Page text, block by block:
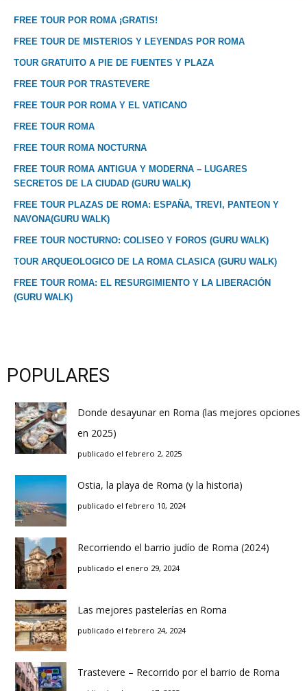
FREE TOUR POR ROMA ¡GRATIS!
FREE TOUR DE MISTERIOS Y LEYENDAS POR ROMA
TOUR GRATUITO A PIE DE FUENTES Y PLAZA
FREE TOUR POR TRASTEVERE
FREE TOUR POR ROMA Y EL VATICANO
FREE TOUR ROMA
FREE TOUR ROMA NOCTURNA
FREE TOUR ROMA ANTIGUA Y MODERNA – LUGARES
SECRETOS DE LA CIUDAD (GURU WALK)
FREE TOUR PLAZAS DE ROMA: ESPAÑA, TREVI, PANTEON Y
NAVONA(GURU WALK)
FREE TOUR NOCTURNO: COLISEO Y FOROS (GURU WALK)
TOUR ARQUEOLOGICO DE LA ROMA CLASICA (GURU WALK)
FREE TOUR ROMA: EL RESURGIMIENTO Y LA LIBERACIÓN
(GURU WALK)
POPULARES
Donde desayunar en Roma (las mejores opciones
en 2025)
publicado el febrero 2, 2025
Ostia, la playa de Roma (y la historia)
publicado el febrero 10, 2024
Recorriendo el barrio judío de Roma (2024)
publicado el enero 29, 2024
Las mejores pastelerías en Roma
publicado el febrero 24, 2024
Trastevere – Recorrido por el barrio de Roma